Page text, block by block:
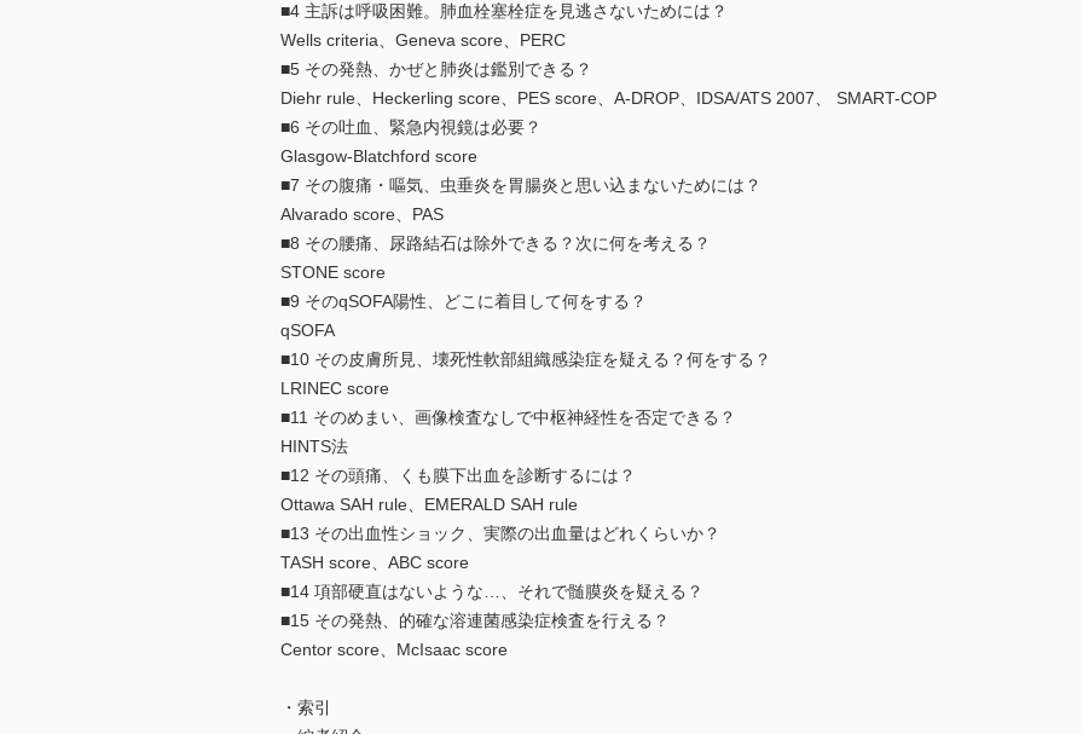
■4 主訴は呼吸困難。肺血栓塞栓症を見逃さないためには？
Wells criteria、Geneva score、PERC
■5 その発熱、かぜと肺炎は鑑別できる？
Diehr rule、Heckerling score、PES score、A-DROP、IDSA/ATS 2007、 SMART-COP
■6 その吐血、緊急内視鏡は必要？
Glasgow-Blatchford score
■7 その腹痛・嘔気、虫垂炎を胃腸炎と思い込まないためには？
Alvarado score、PAS
■8 その腰痛、尿路結石は除外できる？次に何を考える？
STONE score
■9 そのqSOFA陽性、どこに着目して何をする？
qSOFA
■10 その皮膚所見、壊死性軟部組織感染症を疑える？何をする？
LRINEC score
■11 そのめまい、画像検査なしで中枢神経性を否定できる？
HINTS法
■12 その頭痛、くも膜下出血を診断するには？
Ottawa SAH rule、EMERALD SAH rule
■13 その出血性ショック、実際の出血量はどれくらいか？
TASH score、ABC score
■14 項部硬直はないような…、それで髄膜炎を疑える？
■15 その発熱、的確な溶連菌感染症検査を行える？
Centor score、McIsaac score
・索引